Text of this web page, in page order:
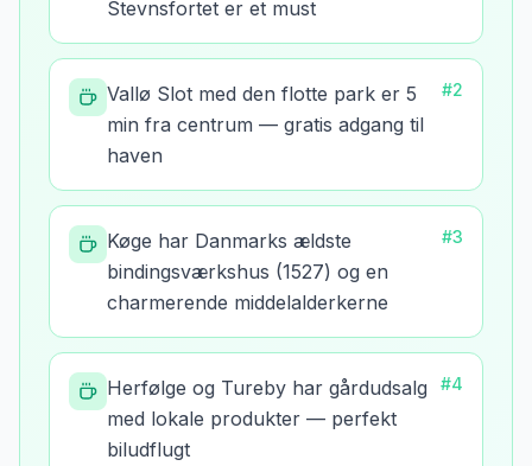
Stevnsfortet er et must
Vallø Slot med den flotte park er 5
min fra centrum — gratis adgang til
haven
#2
Køge har Danmarks ældste
bindingsværkshus (1527) og en
charmerende middelalderkerne
#3
Herfølge og Tureby har gårdudsalg
med lokale produkter — perfekt
biludflugt
#4